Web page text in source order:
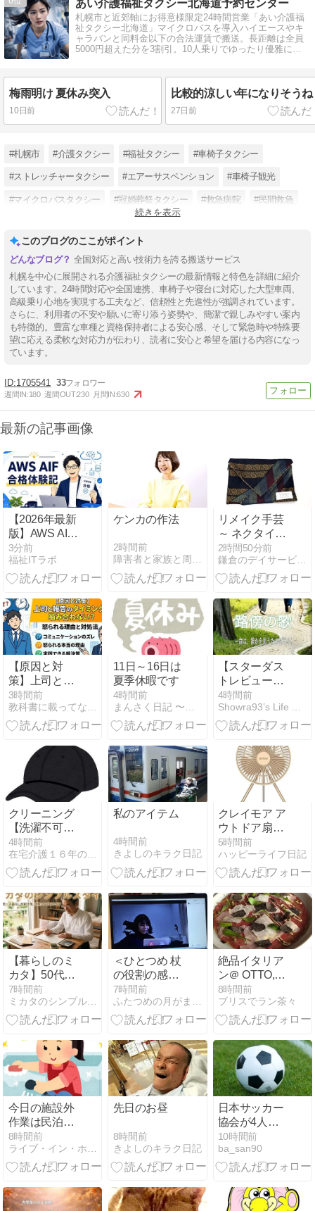
あい介護福祉タクシー北海道予約センター
札幌市と近郊軸にお得意様限定24時間営業「あい介護福
祉タクシー北海道」マイクロバスを導入ハイエースやキ
ャラバンと同料金以下の合法運賃で搬送。長距離は全員
5000円超えた分を3割引。10人乗りでゆったり優雅に全
梅雨明け 夏休み突入
10日前
比較的涼しい年になりそうね
27日前
#札幌市 #介護タクシー #福祉タクシー #車椅子タクシー
#ストレッチャータクシー #エアーサスペンション #車椅子観光
#マイクロバスタクシー #冠婚葬祭タクシー #救急病院 #民間救急
続きを表示
このブログのここがポイント
全国対応と高い技術力を誇る搬送サービス
札幌を中心に展開される介護福祉タクシーの最新情報と特色を詳細に紹介
しています。24時間対応や全国連携、車椅子や寝台に対応した大型車両、
高級乗り心地を実現する工夫など、信頼性と先進性が強調されています。
さらに、利用者の不安や願いに寄り添う姿勢や、簡潔で親しみやすい案内
も特徴的。豊富な車種と資格保持者による安心感、そして緊急時や特殊要
望に応える柔軟な対応力が伝わり、読者に安心と希望を届ける内容になっ
ています。
1705541 33
週間IN:180 週間OUT:230 月間IN:630
最新の記事画像
【2026年最新
版】AWS AIプ
ラクティショ
ナー 合格体験
記
3分前
福祉ITラボ
ケンカの作法
2時間前
障害者と家族と周囲の為のカウンセリング
リメイク手芸
～ ネクタイの
カードケース
～
2時間50分前
鎌倉のデイサービス「やと」のブログ
【原因と対
策】上司と報
告のタイミン
グが噛み合わ
ない？怒られ
3時間前
教科書に載ってない介護福祉の話
11日～16日は
夏季休暇です
4時間前
まんさく日記 〜まんさく園〜
【スターダス
トレビュー】
「路傍の歌」
｜歌詞の意味
を考察！思い
人、命あって
こそ人生
4時間前
Showra93’s Life AID
クリーニング
【洗濯不可の
ニューエラキ
ャップを本気
で洗ってみ
4時間前
在宅介護１６年の闘い。
私のアイテム
4時間前
きよしのキラク日記
クレイモア ア
ウトドア扇風
機
5時間前
ハッピーライフ日記
【暮らしのミ
カタ】50代の
家計簿公開
2026年7月分
7時間前
ミカタのシンプルスタイル
＜ひとつめ 杖
の役割の感想
＞
7時間前
ふたつめの月がまわってくる
絶品イタリア
ン＠ OTTO,
South Bank
8時間前
ブリスでラン茶々
今日の施設外
作業は民泊清
掃！！
8時間前
ライブ・イン・ホープ
先日のお昼
8時間前
きよしのキラク日記
日本サッカー
協会が4人の
日本人審判員
を調査 韓国協
会の性接待疑
10時間前
ba_san90